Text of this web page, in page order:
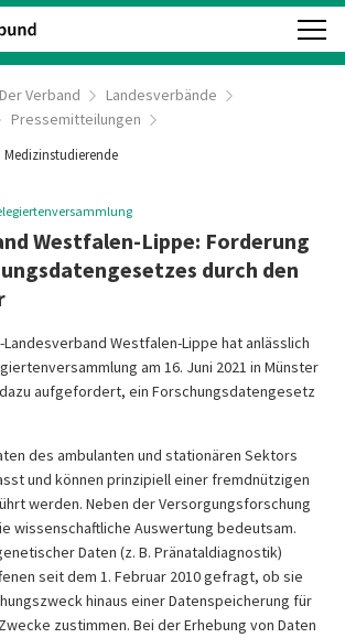
Der Verband
Landesverbände
Pressemitteilungen
Medizinstudierende
Westfalen-Lippe: Forderung
durch den
Landesverband Westfalen-Lippe hat anlässlich
am 16. Juni 2021 in Münster
aufgefordert, ein Forschungsdatengesetz
des ambulanten und stationären Sektors
und können prinzipiell einer fremdnützigen
werden. Neben der Versorgungsforschung
wissenschaftliche Auswertung bedeutsam.
Daten (z. B. Pränataldiagnostik)
seit dem 1. Februar 2010 gefragt, ob sie
hinaus einer Datenspeicherung für
zustimmen. Bei der Erhebung von Daten